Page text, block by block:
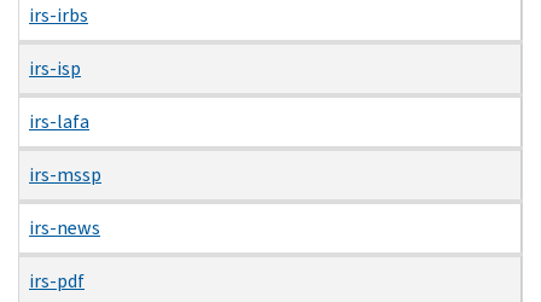
irs-irbs
irs-isp
irs-lafa
irs-mssp
irs-news
irs-pdf